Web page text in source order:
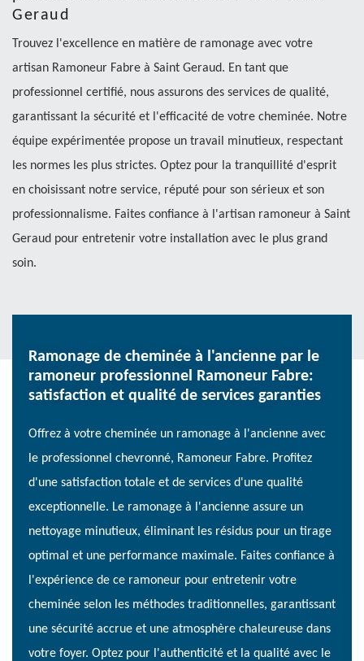
Geraud
Trouvez l'excellence en matière de ramonage avec votre
artisan Ramoneur Fabre à Saint Geraud. En tant que
professionnel certifié, nous assurons des services de qualité,
garantissant la sécurité et l'efficacité de votre cheminée. Notre
équipe expérimentée propose un travail minutieux, respectant
les normes les plus strictes. Optez pour la tranquillité d'esprit
en choisissant notre service, réputé pour son sérieux et son
professionnalisme. Faites confiance à l'artisan ramoneur à Saint
Geraud pour entretenir votre installation avec le plus grand
soin.
Ramonage de cheminée à l'ancienne par le
ramoneur professionnel Ramoneur Fabre:
satisfaction et qualité de services garanties
Offrez à votre cheminée un ramonage à l'ancienne avec
le professionnel chevronné, Ramoneur Fabre. Profitez
d'une satisfaction totale et de services d'une qualité
exceptionnelle. Le ramonage à l'ancienne assure un
nettoyage minutieux, éliminant les résidus pour un tirage
optimal et une performance maximale. Faites confiance à
l'expérience de ce ramoneur pour entretenir votre
cheminée selon les méthodes traditionnelles, garantissant
une sécurité accrue et une atmosphère chaleureuse dans
votre foyer. Optez pour l'authenticité et la qualité avec le